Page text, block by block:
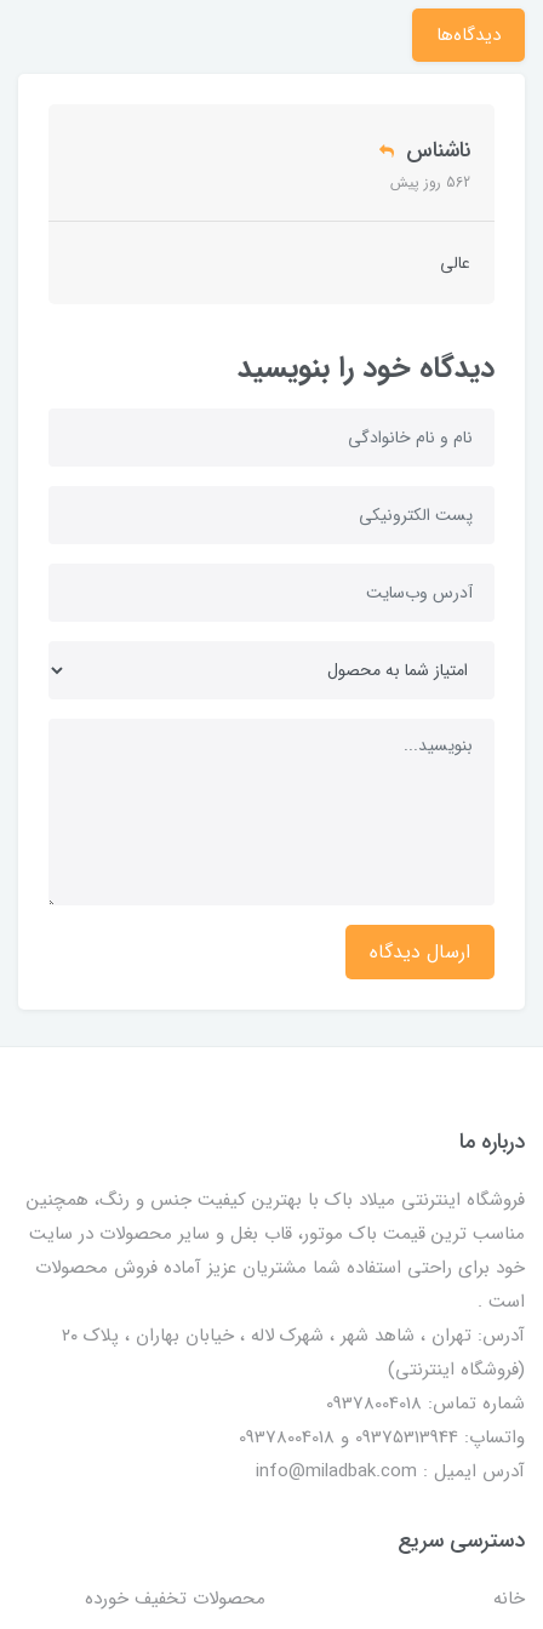
دیدگاه‌ها
ناشناس
562 روز پیش
عالی
دیدگاه خود را بنویسید
ارسال دیدگاه
درباره ما
فروشگاه اینترنتی میلاد باک با بهترین کیفیت جنس و رنگ، همچنین
مناسب ترین قیمت باک موتور، قاب بغل و سایر محصولات در سایت
خود برای راحتی استفاده شما مشتریان عزیز آماده فروش محصولات
است .
آدرس: تهران ، شاهد شهر ، شهرک لاله ، خیابان بهاران ، پلاک ۲۰
(فروشگاه اینترنتی)
شماره تماس: 09378004018
واتساپ: 09375313944 و 09378004018
آدرس ایمیل : info@miladbak.com
دسترسی سریع
خانه محصولات تخفیف خورده